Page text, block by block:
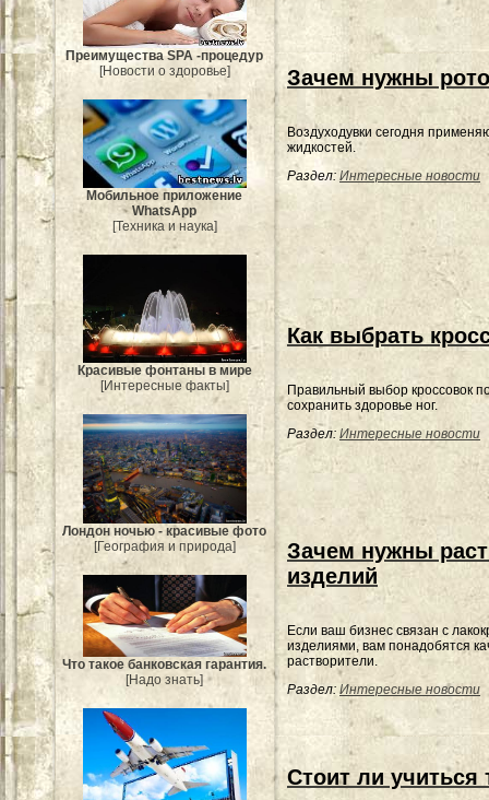
Преимущества SPA -процедур
[Новости о здоровье]
Мобильное приложение
WhatsApp
[Техника и наука]
Красивые фонтаны в мире
[Интересные факты]
Лондон ночью - красивые фото
[География и природа]
Что такое банковская гарантия.
[Надо знать]
Зачем нужны
Воздуходувки сегодня
жидкостей.
Раздел: Интересные новости
Как выбрать
Правильный выбор кроссовок
сохранить здоровье ног.
Раздел: Интересные новости
Зачем нужны
изделий
Если ваш бизнес связан с
изделиями, вам понадобятся
растворители.
Раздел: Интересные новости
Стоит ли учиться